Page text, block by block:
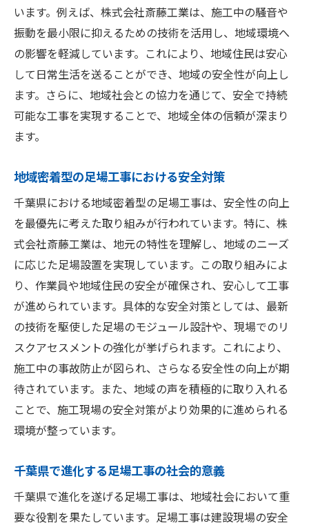
います。例えば、株式会社斎藤工業は、施工中の騒音や
振動を最小限に抑えるための技術を活用し、地域環境へ
の影響を軽減しています。これにより、地域住民は安心
して日常生活を送ることができ、地域の安全性が向上し
ます。さらに、地域社会との協力を通じて、安全で持続
可能な工事を実現することで、地域全体の信頼が深まり
ます。
地域密着型の足場工事における安全対策
千葉県における地域密着型の足場工事は、安全性の向上
を最優先に考えた取り組みが行われています。特に、株
式会社斎藤工業は、地元の特性を理解し、地域のニーズ
に応じた足場設置を実現しています。この取り組みによ
り、作業員や地域住民の安全が確保され、安心して工事
が進められています。具体的な安全対策としては、最新
の技術を駆使した足場のモジュール設計や、現場でのリ
スクアセスメントの強化が挙げられます。これにより、
施工中の事故防止が図られ、さらなる安全性の向上が期
待されています。また、地域の声を積極的に取り入れる
ことで、施工現場の安全対策がより効果的に進められる
環境が整っています。
千葉県で進化する足場工事の社会的意義
千葉県で進化を遂げる足場工事は、地域社会において重
要な役割を果たしています。足場工事は建設現場の安全